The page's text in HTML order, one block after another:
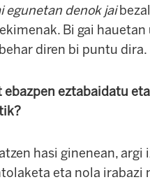
egunetan denok jai
Bi gai
diren bi puntu dira.
ebazpen eztabaidatu
hasi ginenean,
eta nola